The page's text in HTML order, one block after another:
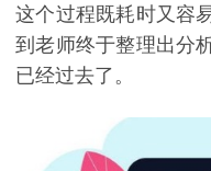
这个过程既耗时又容
到老师终于整理出分
已经过去了。